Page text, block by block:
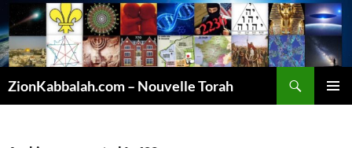
ZionKabbalah.com – Nouvelle Torah